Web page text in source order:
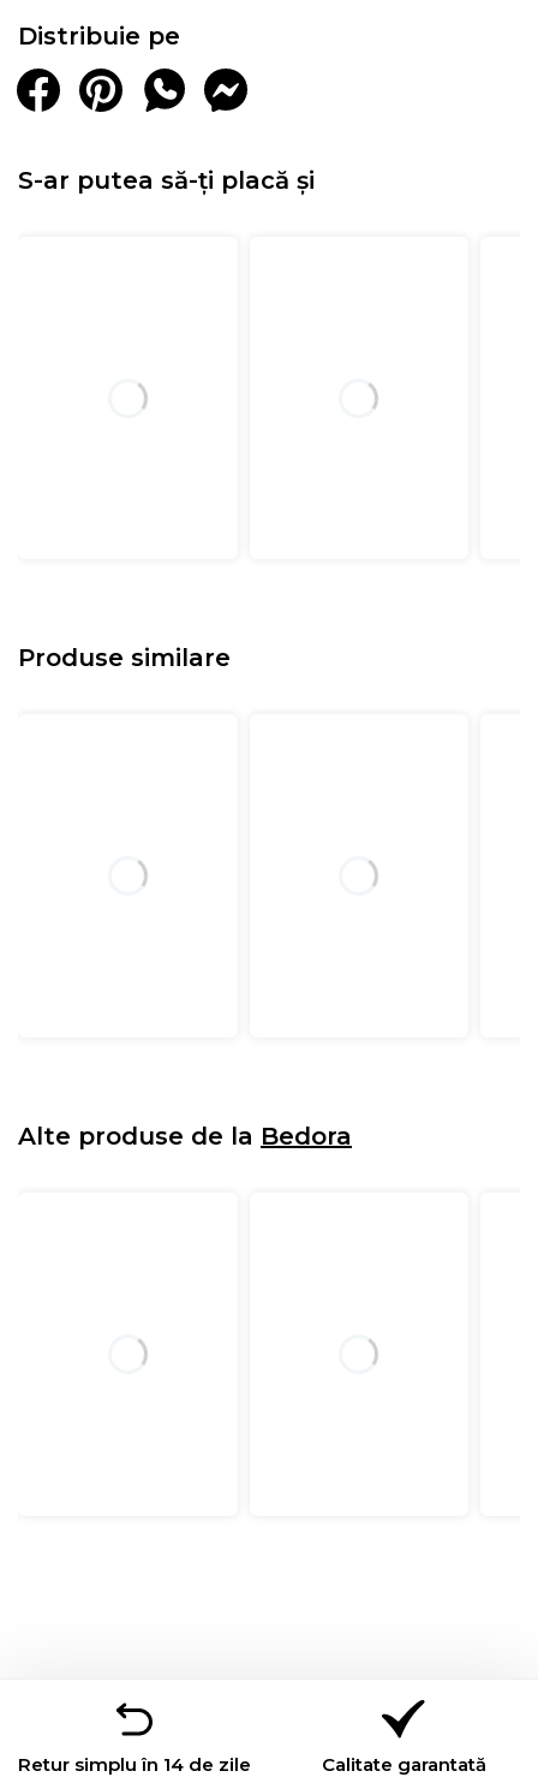
Distribuie pe
S-ar putea să-ți placă și
Produse similare
Alte produse de la Bedora
Retur simplu în 14 de zile Calitate garantată